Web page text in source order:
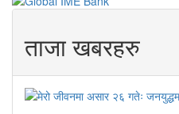
ताजा खबरहरु